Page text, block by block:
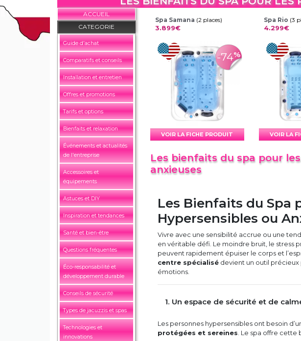
ACCUEIL
CATEGORIE
Guide d'achat
Comparatifs et conseils
Installation et entretien
Offres et promotions
Tarifs et options
Bienfaits et relaxation
Événements et actualités
de l'entreprise
Accessoires et
équipements
Astuces et DIY
Inspiration et tendances
Santé et bien-être
Questions fréquentes
Éco-responsabilité et
développement durable
Conseils de sécurité
Types de jacuzzis et spas
Technologies et
innovations
Spa Samana (2 places)
3.899€
-74%
VOIR LA FICHE PRODUIT
Spa Rio (3
4.299€
VOIR LA
Les bienfaits du spa pour
anxieuses
Les Bienfaits du Spa
Hypersensibles ou
Vivre avec une sensibilité accrue ou une
en véritable défi. Le moindre bruit, le stress
peuvent rapidement épuiser le corps et
centre spécialisé devient un outil
émotions.
1. Un espace de sécurité et de
Les personnes hypersensibles ont besoin
protégées et sereines . Le spa offre cette